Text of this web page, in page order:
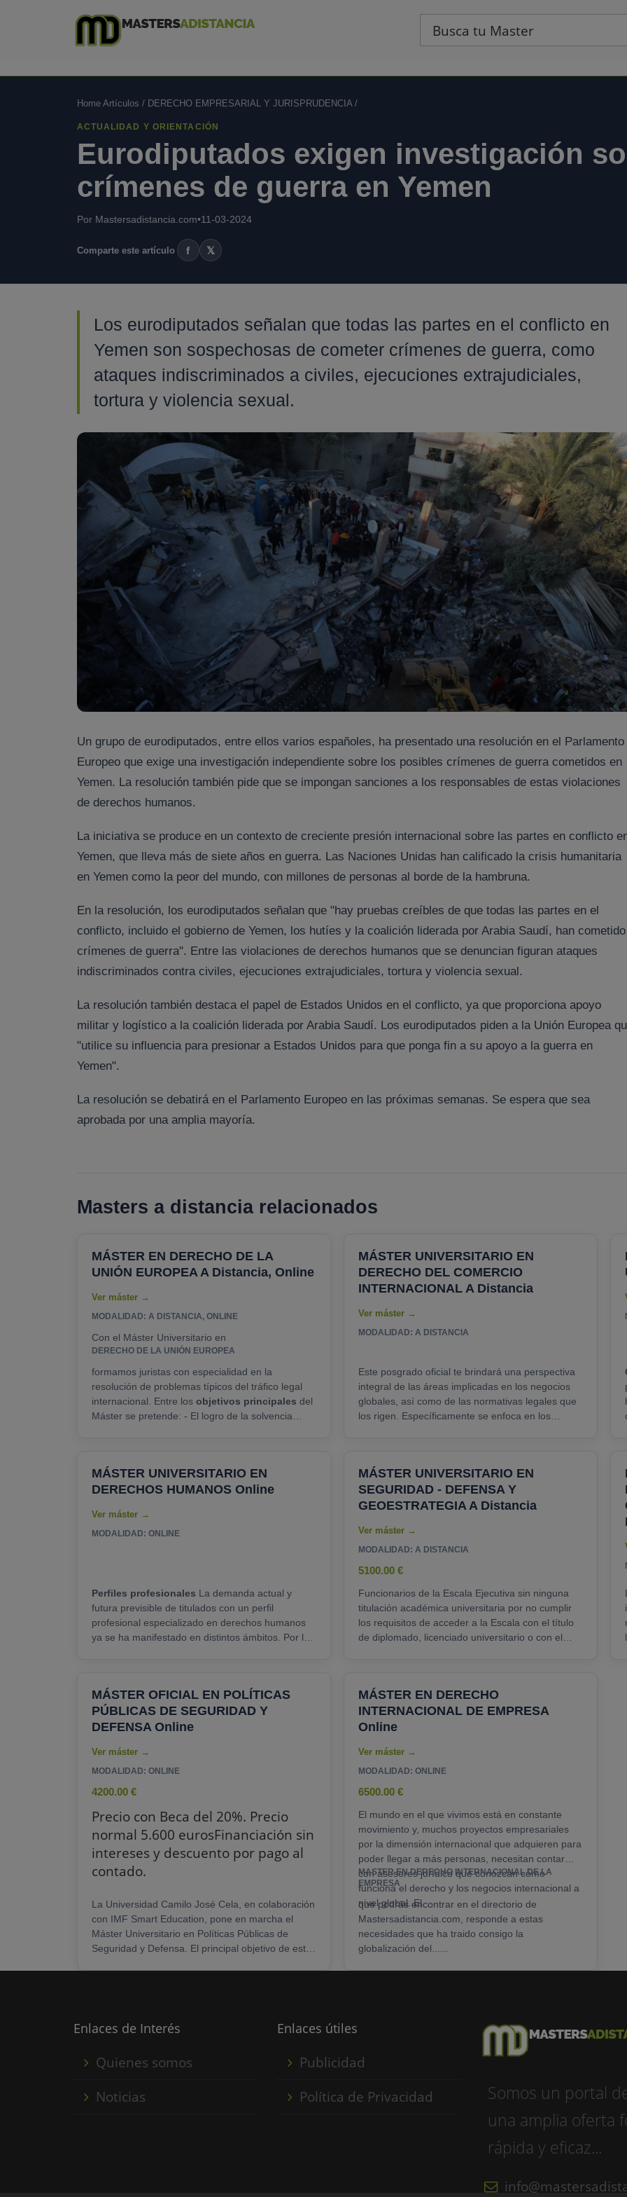
Home Artículos / DERECHO EMPRESARIAL Y JURISPRUDENCIA/
ACTUALIDAD Y ORIENTACIÓN
Eurodiputados exigen investigación
crímenes de guerra en Yemen
Por Mastersadistancia.com•11-03-2024
Comparte este artículo f 𝕏
Los eurodiputados señalan que todas las partes en el conflicto en
Yemen son sospechosas de cometer crímenes de guerra, como
ataques indiscriminados a civiles, ejecuciones extrajudiciales,
tortura y violencia sexual.
Un grupo de eurodiputados, entre ellos varios españoles, ha presentado una resolución en el Parlamento
Europeo que exige una investigación independiente sobre los posibles crímenes de guerra cometidos en
Yemen. La resolución también pide que se impongan sanciones a los responsables de estas violaciones
de derechos humanos.
La iniciativa se produce en un contexto de creciente presión internacional sobre las partes en conflicto
Yemen, que lleva más de siete años en guerra. Las Naciones Unidas han calificado la crisis humanitaria
en Yemen como la peor del mundo, con millones de personas al borde de la hambruna.
En la resolución, los eurodiputados señalan que "hay pruebas creíbles de que todas las partes en el
conflicto, incluido el gobierno de Yemen, los hutíes y la coalición liderada por Arabia Saudí, han cometido
crímenes de guerra". Entre las violaciones de derechos humanos que se denuncian figuran ataques
indiscriminados contra civiles, ejecuciones extrajudiciales, tortura y violencia sexual.
La resolución también destaca el papel de Estados Unidos en el conflicto, ya que proporciona apoyo
militar y logístico a la coalición liderada por Arabia Saudí. Los eurodiputados piden a la Unión Europea
"utilice su influencia para presionar a Estados Unidos para que ponga fin a su apoyo a la guerra en
Yemen".
La resolución se debatirá en el Parlamento Europeo en las próximas semanas. Se espera que sea
aprobada por una amplia mayoría.
Masters a distancia relacionados
MÁSTER EN DERECHO DE LA
UNIÓN EUROPEA A Distancia, Online
MODALIDAD: A DISTANCIA, ONLINE
Con el Máster Universitario en
DERECHO DE LA UNIÓN EUROPEA
formamos juristas con especialidad en la
resolución de problemas típicos del tráfico legal
internacional. Entre los objetivos principales del
Máster se pretende: - El logro de la solvencia
equipo......
MÁSTER UNIVERSITARIO EN
DERECHO DEL COMERCIO
INTERNACIONAL A Distancia
MODALIDAD: A DISTANCIA
Este posgrado oficial te brindará una perspectiva
integral de las áreas implicadas en los negocios
globales, así como de las normativas legales que
los rigen. Específicamente se enfoca en los
desarrollar estrategias de protección de
inversiones, resolver temas de tributación
internacional y aplicar métodos de arbitraje global.
MÁSTER UNIVERSITARIO EN
DERECHOS HUMANOS Online
MODALIDAD: ONLINE
Perfiles profesionales
futura previsible de titulados con un perfil
profesional especializado en derechos humanos
ya se ha manifestado en distintos ámbitos. Por lo
humanos en el diseño de políticas públicas. En el
sector asociativo sin ánimo de lucro, el máster les
ofrece conocimientos y habilidades específicas
MÁSTER UNIVERSITARIO EN
SEGURIDAD - DEFENSA Y
GEOESTRATEGIA A Distancia
MODALIDAD: A DISTANCIA
5100.00 €
Funcionarios de la Escala Ejecutiva sin ninguna
titulación académica universitaria por no cumplir
los requisitos de acceder a la Escala con el título
de diplomado, licenciado universitario o con el
2000, en el sentido de obtener la equivalencia a
licenciado universitario si antes de esta fecha
adquieren el título de Diplomado, Ingeniero
MÁSTER OFICIAL EN POLÍTICAS
PÚBLICAS DE SEGURIDAD Y
DEFENSA Online
MODALIDAD: ONLINE
4200.00 €
Precio con Beca del 20%. Precio
normal 5.600 eurosFinanciación sin
intereses y descuento por pago al
contado.
La Universidad Camilo José Cela, en colaboración
con IMF Smart Education, pone en marcha el
Máster Universitario en Políticas Públicas de
Seguridad y Defensa. El principal objetivo de este
así como seguridad nacional, defensa y análisis
de inteligencia. Este Máster está dirigido a: -
MÁSTER EN DERECHO
INTERNACIONAL DE EMPRESA
Online
MODALIDAD: ONLINE
6500.00 €
El mundo en el que vivimos está en constante
movimiento y, muchos proyectos empresariales
por la dimensión internacional que adquieren para
poder llegar a más personas, necesitan contar
con asesores jurídico que conozcan cómo
funciona el derecho y los negocios internacional a
nivel global. El
MASTER EN DERECHO INTERNACIONAL DE LA
EMPRESA
que podrás encontrar en el directorio de
Mastersadistancia.com, responde a estas
necesidades que ha traido consigo la
globalización del......
Enlaces de Interés
Quienes somos
Noticias
Enlaces útiles
Publicidad
Política de Privacidad
Somos un portal
una amplia oferta
rápida y eficaz...